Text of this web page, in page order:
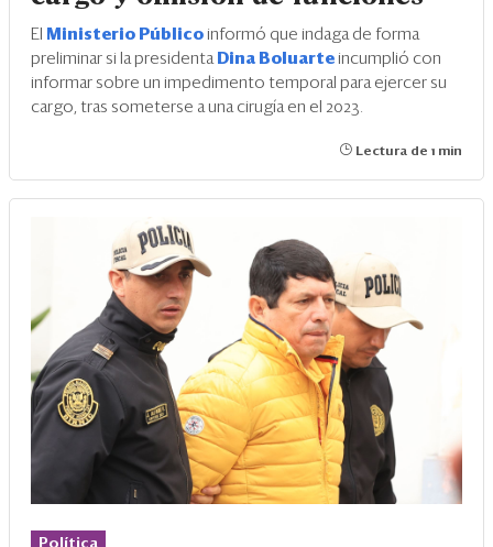
El Ministerio Público informó que indaga de forma
preliminar si la presidenta Dina Boluarte incumplió con
informar sobre un impedimento temporal para ejercer su
cargo, tras someterse a una cirugía en el 2023.
Lectura de 1 min
Política